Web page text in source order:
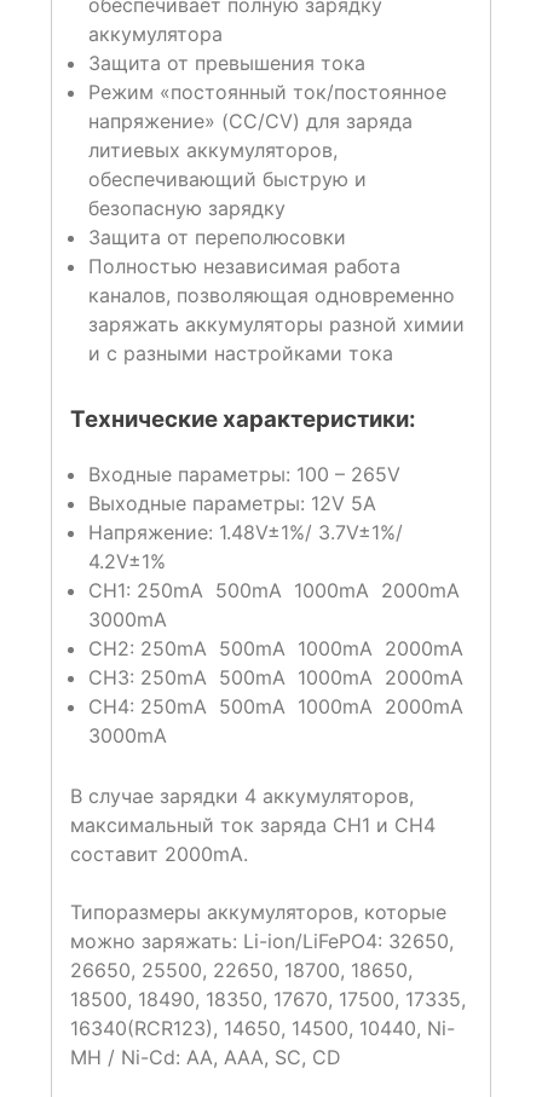
обеспечивает полную зарядку
аккумулятора
Защита от превышения тока
Режим «постоянный ток/постоянное
напряжение» (CC/CV) для заряда
литиевых аккумуляторов,
обеспечивающий быструю и
безопасную зарядку
Защита от переполюсовки
Полностью независимая работа
каналов, позволяющая одновременно
заряжать аккумуляторы разной химии
и с разными настройками тока
Технические характеристики:
Входные параметры: 100 – 265V
Выходные параметры: 12V 5А
Напряжение: 1.48V±1%/ 3.7V±1%/
4.2V±1%
СН1: 250mA 500mA 1000mA 2000mA
3000mA
СН2: 250mA 500mA 1000mA 2000mA
СН3: 250mA 500mA 1000mA 2000mA
СН4: 250mA 500mA 1000mA 2000mA
3000mA
В случае зарядки 4 аккумуляторов,
максимальный ток заряда СН1 и СН4
составит 2000mA.
Типоразмеры аккумуляторов, которые
можно заряжать: Li-ion/LiFePO4: 32650,
26650, 25500, 22650, 18700, 18650,
18500, 18490, 18350, 17670, 17500, 17335,
16340(RCR123), 14650, 14500, 10440, Ni-
MH / Ni-Cd: AA, AAA, SC, CD